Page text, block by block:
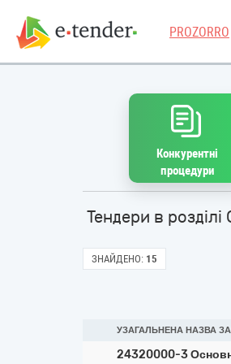
PROZORRO
Конкурентні
процедури
Тендери в
ЗНАЙДЕНО: 15
УЗАГАЛЬНЕНА НАЗВА
24320000-3 Основні